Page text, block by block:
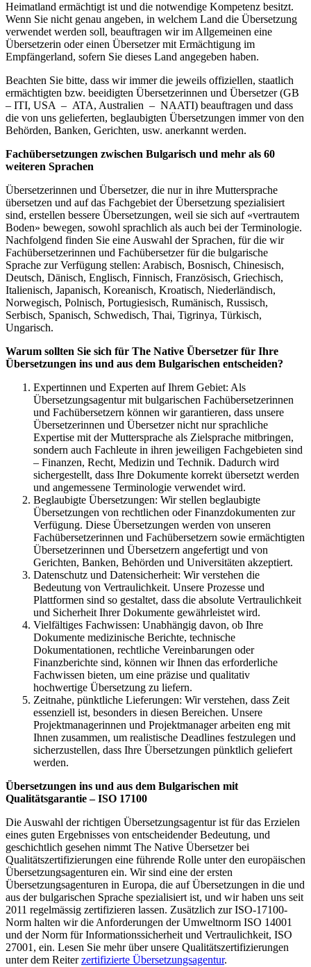
Heimatland ermächtigt ist und die notwendige Kompetenz besitzt.
Wenn Sie nicht genau angeben, in welchem Land die Übersetzung
verwendet werden soll, beauftragen wir im Allgemeinen eine
Übersetzerin oder einen Übersetzer mit Ermächtigung im
Empfängerland, sofern Sie dieses Land angegeben haben.
Beachten Sie bitte, dass wir immer die jeweils offiziellen, staatlich
ermächtigten bzw. beeidigten Übersetzerinnen und Übersetzer (GB
– ITI, USA – ATA, Australien – NAATI) beauftragen und dass
die von uns gelieferten, beglaubigten Übersetzungen immer von den
Behörden, Banken, Gerichten, usw. anerkannt werden.
Fachübersetzungen zwischen Bulgarisch und mehr als 60
weiteren Sprachen
Übersetzerinnen und Übersetzer, die nur in ihre Muttersprache
übersetzen und auf das Fachgebiet der Übersetzung spezialisiert
sind, erstellen bessere Übersetzungen, weil sie sich auf «vertrautem
Boden» bewegen, sowohl sprachlich als auch bei der Terminologie.
Nachfolgend finden Sie eine Auswahl der Sprachen, für die wir
Fachübersetzerinnen und Fachübersetzer für die bulgarische
Sprache zur Verfügung stellen: Arabisch, Bosnisch, Chinesisch,
Deutsch, Dänisch, Englisch, Finnisch, Französisch, Griechisch,
Italienisch, Japanisch, Koreanisch, Kroatisch, Niederländisch,
Norwegisch, Polnisch, Portugiesisch, Rumänisch, Russisch,
Serbisch, Spanisch, Schwedisch, Thai, Tigrinya, Türkisch,
Ungarisch.
Warum sollten Sie sich für The Native Übersetzer für Ihre
Übersetzungen ins und aus dem Bulgarischen entscheiden?
Expertinnen und Experten auf Ihrem Gebiet: Als
Übersetzungsagentur mit bulgarischen Fachübersetzerinnen
und Fachübersetzern können wir garantieren, dass unsere
Übersetzerinnen und Übersetzer nicht nur sprachliche
Expertise mit der Muttersprache als Zielsprache mitbringen,
sondern auch Fachleute in ihren jeweiligen Fachgebieten sind
– Finanzen, Recht, Medizin und Technik. Dadurch wird
sichergestellt, dass Ihre Dokumente korrekt übersetzt werden
und angemessene Terminologie verwendet wird.
Beglaubigte Übersetzungen: Wir stellen beglaubigte
Übersetzungen von rechtlichen oder Finanzdokumenten zur
Verfügung. Diese Übersetzungen werden von unseren
Fachübersetzerinnen und Fachübersetzern sowie ermächtigten
Übersetzerinnen und Übersetzern angefertigt und von
Gerichten, Banken, Behörden und Universitäten akzeptiert.
Datenschutz und Datensicherheit: Wir verstehen die
Bedeutung von Vertraulichkeit. Unsere Prozesse und
Plattformen sind so gestaltet, dass die absolute Vertraulichkeit
und Sicherheit Ihrer Dokumente gewährleistet wird.
Vielfältiges Fachwissen: Unabhängig davon, ob Ihre
Dokumente medizinische Berichte, technische
Dokumentationen, rechtliche Vereinbarungen oder
Finanzberichte sind, können wir Ihnen das erforderliche
Fachwissen bieten, um eine präzise und qualitativ
hochwertige Übersetzung zu liefern.
Zeitnahe, pünktliche Lieferungen: Wir verstehen, dass Zeit
essenziell ist, besonders in diesen Bereichen. Unsere
Projektmanagerinnen und Projektmanager arbeiten eng mit
Ihnen zusammen, um realistische Deadlines festzulegen und
sicherzustellen, dass Ihre Übersetzungen pünktlich geliefert
werden.
Übersetzungen ins und aus dem Bulgarischen mit
Qualitätsgarantie – ISO 17100
Die Auswahl der richtigen Übersetzungsagentur ist für das Erzielen
eines guten Ergebnisses von entscheidender Bedeutung, und
geschichtlich gesehen nimmt The Native Übersetzer bei
Qualitätszertifizierungen eine führende Rolle unter den europäischen
Übersetzungsagenturen ein. Wir sind eine der ersten
Übersetzungsagenturen in Europa, die auf Übersetzungen in die und
aus der bulgarischen Sprache spezialisiert ist, und wir haben uns seit
2011 regelmässig zertifizieren lassen. Zusätzlich zur ISO-17100-
Norm halten wir die Anforderungen der Umweltnorm ISO 14001
und der Norm für Informationssicherheit und Vertraulichkeit, ISO
27001, ein. Lesen Sie mehr über unsere Qualitätszertifizierungen
unter dem Reiterzertifizierte Übersetzungsagentur.